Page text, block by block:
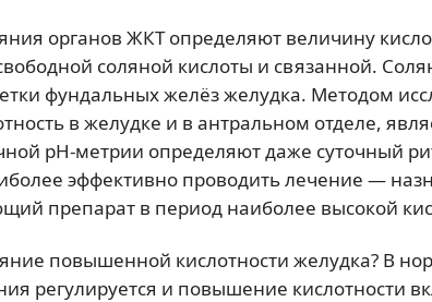
органов ЖКТ определяют величину
соляной кислоты и связанной.
фундальных желёз желудка. Методом
в желудке и в антральном отделе,
рН-метрии определяют даже суточный
эффективно проводить лечение —
препарат в период наиболее высокой
повышенной кислотности желудка? В
регулируется и повышение кислотности